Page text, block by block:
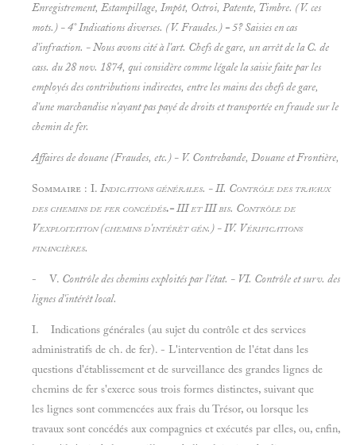
Enregistrement, Estampillage, Impôt, Octroi, Patente, Timbre. (V. ces
mots.) - 4° Indications diverses. (V.Fraudes.) -5? Saisies en cas
d'infraction. - Nous avons cité à l'art. Chefs de gare, un arrêt de la C. de
cass. du 28 nov. 1874, qui considère comme légale la saisie faite par les
employés des contributions indirectes, entre les mains des chefs de gare,
d'une marchandise n'ayant pas payé de droits et transportée en fraude sur le
chemin de fer.
Affaires de douane (Fraudes, etc.) - V. Contrebande, DouaneetFrontière,
Sommaire : I. Indications générales. - II. Contróle des travaux
des chemins de fer concédés.-III et IIIbis. Contrôle de
Vexploitation (chemins d'intérêt gén.) - IV. Vérifications
financières.
- V. Contrôle des chemins exploités par l'état. - VI. Contrôle et surv. des
lignes d'intérêt local.
I. Indications générales (au sujet du contrôle et des services
administratifs de ch. de fer). - L'intervention de l'état dans les
questions d'établissement et de surveillance des grandes lignes de
chemins de fer s'exerce sous trois formes distinctes, suivant que
les lignes sont commencées aux frais du Trésor, ou lorsque les
travaux sont concédés aux compagnies et exécutés par elles, ou, enfin,